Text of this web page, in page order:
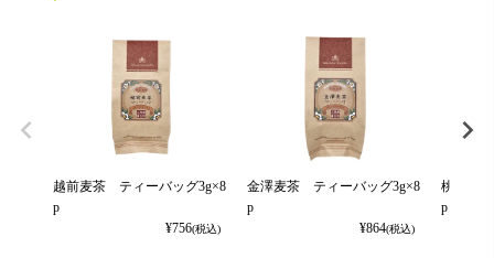
越前麦茶 ティーバッグ3g×8
p
¥756(税込)
金澤麦茶 ティーバッグ3g×8
p
¥864(税込)
桃の緑
p